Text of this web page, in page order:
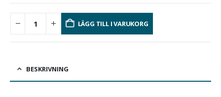
LÄGG TILL I VARUKORG
BESKRIVNING